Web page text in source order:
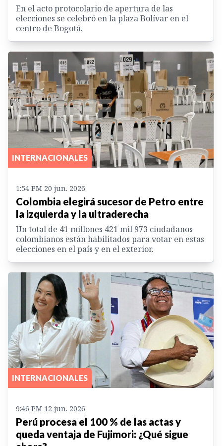
En el acto protocolario de apertura de las
elecciones se celebró en la plaza Bolívar en el
centro de Bogotá.
INTERNACIONALES
1:54 PM 20 jun. 2026
Colombia elegirá sucesor de Petro entre
la izquierda y la ultraderecha
Un total de 41 millones 421 mil 973 ciudadanos
colombianos están habilitados para votar en estas
elecciones en el país y en el exterior.
INTERNACIONALES
9:46 PM 12 jun. 2026
Perú procesa el 100 % de las actas y
queda ventaja de Fujimori: ¿Qué sigue